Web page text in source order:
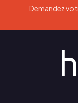
Demandez